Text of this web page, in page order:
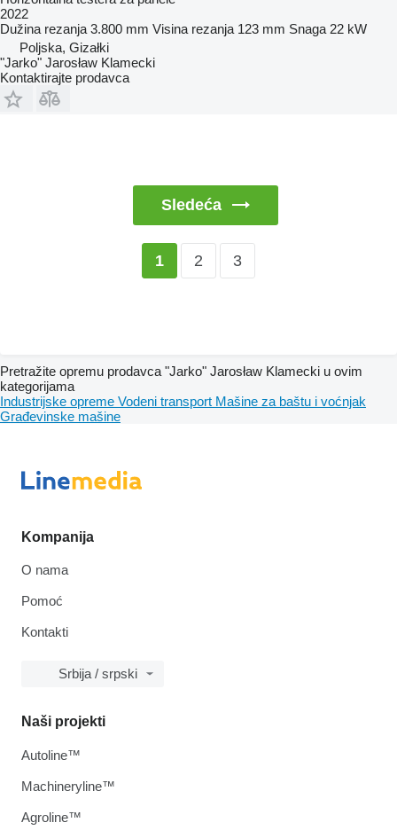
2022
Dužina rezanja 3.800 mm Visina rezanja 123 mm Snaga 22 kW
Poljska, Gizałki
"Jarko" Jarosław Klamecki
Kontaktirajte prodavca
Sledeća
1 2 3
Pretražite opremu prodavca "Jarko" Jarosław Klamecki u ovim
kategorijama
Industrijske opreme Vodeni transport Mašine za baštu i voćnjak
Građevinske mašine
Kompanija
O nama
Pomoć
Kontakti
Srbija / srpski
Naši projekti
Autoline™
Machineryline™
Agroline™